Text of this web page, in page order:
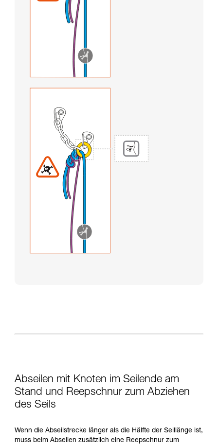
Abseilen mit Knoten im Seilende am
Stand und Reepschnur zum Abziehen
des Seils
Wenn die Abseilstrecke länger als die Hälfte der Seillänge ist,
muss beim Abseilen zusätzlich eine Reepschnur zum